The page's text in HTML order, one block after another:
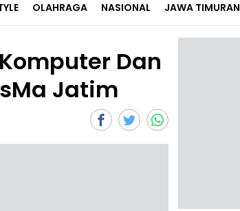
OLAHRAGA NASIONAL JAWA TIMURAN
Dan
Jatim